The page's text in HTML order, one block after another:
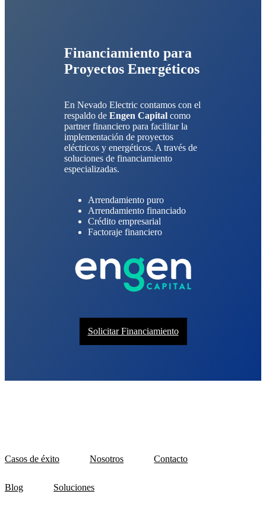
Financiamiento para
Proyectos Energéticos
En Nevado Electric contamos con el
respaldo de Engen Capital como
partner financiero para facilitar la
implementación de proyectos
eléctricos y energéticos. A través de
soluciones de financiamiento
especializadas.
Arrendamiento puro
Arrendamiento financiado
Crédito empresarial
Factoraje financiero
Solicitar Financiamiento
Casos de éxito Nosotros Contacto
Blog Soluciones